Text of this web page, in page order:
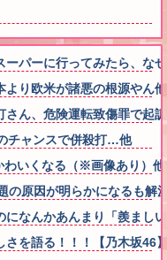
ーパーに行ってみたら、な
り欧米が諸悪の根源やん他
さん、危険運転致傷罪で起
チャンスで併殺打…他
いくなる（※画像あり）他
の原因が明らかになるも解
なんかあんまり「羨まし
さを語る！！！【乃木坂46